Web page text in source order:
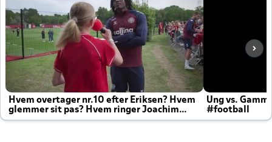
Hvem overtager nr.10 efter Eriksen? Hvem
glemmer sit pas? Hvem ringer Joachim
altid til efter kampe?
Ung vs.
#football